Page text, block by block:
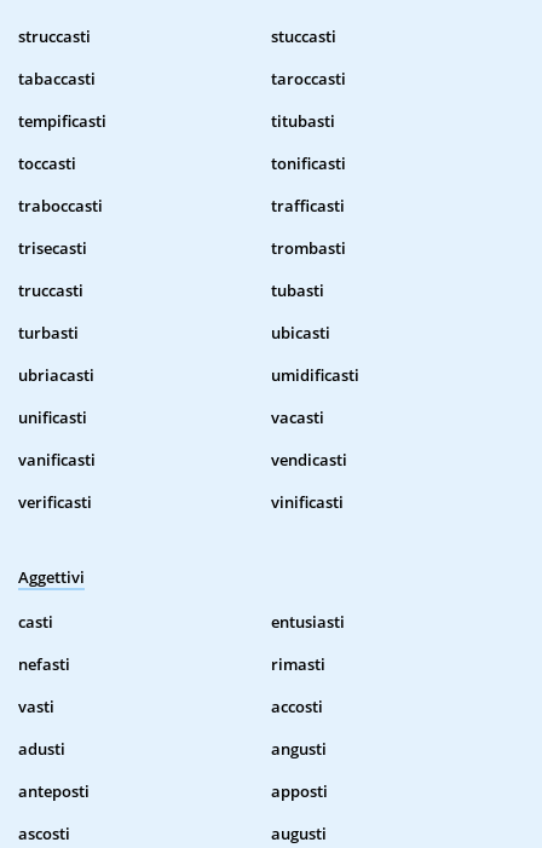
struccasti
stuccasti
tabaccasti
taroccasti
tempificasti
titubasti
toccasti
tonificasti
traboccasti
trafficasti
trisecasti
trombasti
truccasti
tubasti
turbasti
ubicasti
ubriacasti
umidificasti
unificasti
vacasti
vanificasti
vendicasti
verificasti
vinificasti
Aggettivi
casti
entusiasti
nefasti
rimasti
vasti
accosti
adusti
angusti
anteposti
apposti
ascosti
augusti